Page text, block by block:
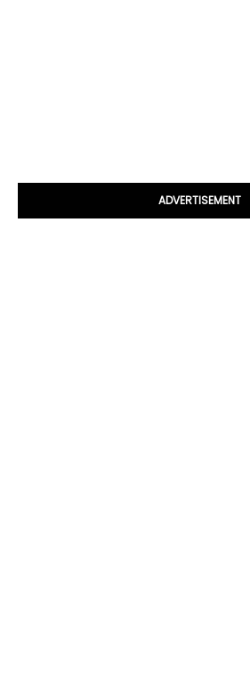
ADVERTISEMENT